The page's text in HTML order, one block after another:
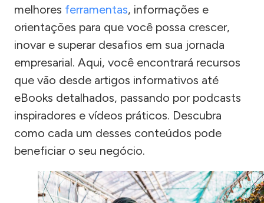
melhores ferramentas, informações e
orientações para que você possa crescer,
inovar e superar desafios em sua jornada
empresarial. Aqui, você encontrará recursos
que vão desde artigos informativos até
eBooks detalhados, passando por podcasts
inspiradores e vídeos práticos. Descubra
como cada um desses conteúdos pode
beneficiar o seu negócio.